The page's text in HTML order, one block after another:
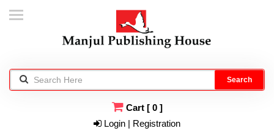
Search
Cart [ 0]
Login | Registration